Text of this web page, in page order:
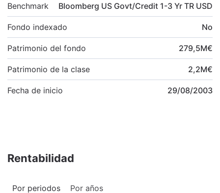
Benchmark Bloomberg US Govt/Credit 1-3 Yr TR USD
Fondo indexado No
Patrimonio del fondo 279,5M€
Patrimonio de la clase 2,2M€
Fecha de inicio 29/08/2003
Rentabilidad
Por periodos Por años